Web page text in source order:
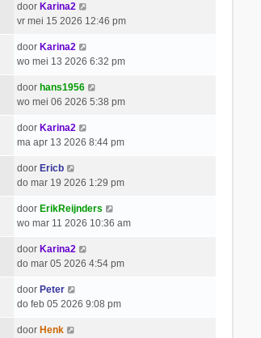
door Karina2
vr mei 15 2026 12:46 pm
door Karina2
wo mei 13 2026 6:32 pm
door hans1956
wo mei 06 2026 5:38 pm
door Karina2
ma apr 13 2026 8:44 pm
door Ericb
do mar 19 2026 1:29 pm
door ErikReijnders
wo mar 11 2026 10:36 am
door Karina2
do mar 05 2026 4:54 pm
door Peter
do feb 05 2026 9:08 pm
door Henk